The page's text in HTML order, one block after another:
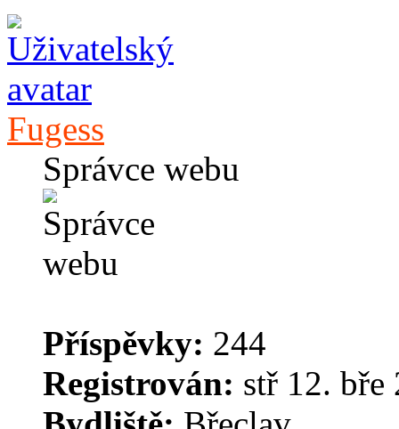
Fugess
Správce webu
Příspěvky: 244
Registrován: stř 12. bře